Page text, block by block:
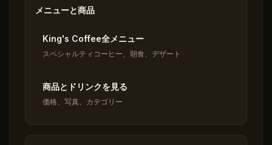
メニューと商品
King's Coffee全メニュー
スペシャルティコーヒー、朝食、デザート
商品とドリンクを見る
価格、写真、カテゴリー